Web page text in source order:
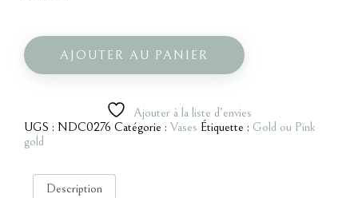
de
Vase
bombé
AJOUTER AU PANIER
Ajouter à la liste d’envies
UGS : NDC0276 Catégorie : Vases Étiquette : Gold ou Pink
gold
Description